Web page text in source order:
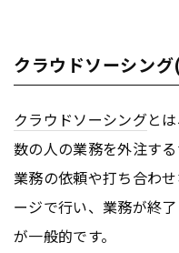
クラウドソーシン
クラウドソーシングとは
数の人の業務を外注する
業務の依頼や打ち合わ
ージで行い、業務が終
が一般的です。